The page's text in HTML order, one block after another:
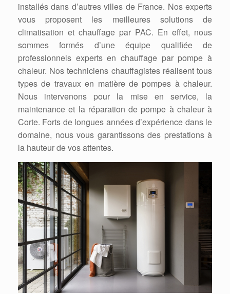
installés dans d’autres villes de France. Nos experts
vous proposent les meilleures solutions de
climatisation et chauffage par PAC. En effet, nous
sommes formés d’une équipe qualifiée de
professionnels experts en chauffage par pompe à
chaleur. Nos techniciens chauffagistes réalisent tous
types de travaux en matière de pompes à chaleur.
Nous intervenons pour la mise en service, la
maintenance et la réparation de pompe à chaleur à
Corte. Forts de longues années d’expérience dans le
domaine, nous vous garantissons des prestations à
la hauteur de vos attentes.